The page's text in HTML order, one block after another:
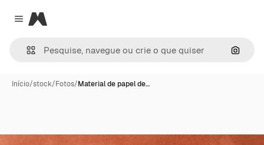
Close menu
Magnific
Início/stock/Fotos/Material de papel de…